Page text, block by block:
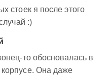
стоек я после этого
:)
то обосновалась в
Она даже